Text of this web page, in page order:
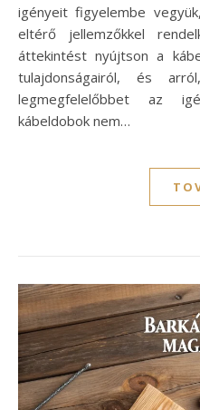
igényeit figyelembe
eltérő jellemzőkkel
áttekintést nyújtson a
tulajdonságairól, és
legmegfelelőbbet az
kábeldobok nem…